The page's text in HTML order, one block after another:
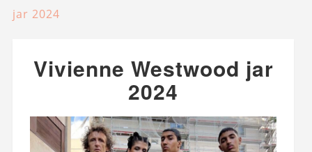
jar 2024
Vivienne Westwood jar
2024